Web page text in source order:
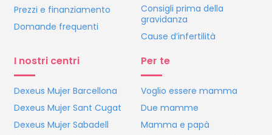
Prezzi e finanziamento
Domande frequenti
Consigli prima della
gravidanza
Cause d’infertilità
I nostri centri
Dexeus Mujer Barcellona
Dexeus Mujer Sant Cugat
Dexeus Mujer Sabadell
Per te
Voglio essere mamma
Due mamme
Mamma e papà